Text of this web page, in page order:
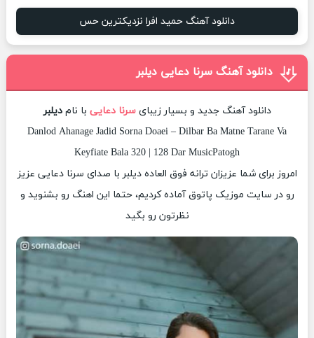
دانلود آهنگ حمید افرا نزدیکترین حس
دانلود آهنگ سرنا دعایی دیلبر
دانلود آهنگ جدید و بسیار زیبایسرنا دعایی با نامدیلبر
Danlod Ahanage Jadid Sorna Doaei – Dilbar Ba Matne Tarane Va
Keyfiate Bala 320 | 128 Dar MusicPatogh
امروز برای شما عزیزان ترانه فوق العاده دیلبر با صدای سرنا دعایی عزیز
رو در سایت موزیک پاتوق آماده کردیم، حتما این اهنگ رو بشنوید و
نظرتون رو بگید